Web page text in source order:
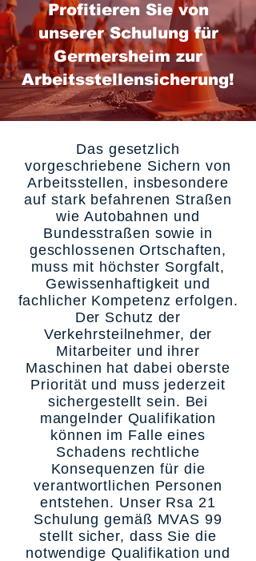
Profitieren Sie von
unserer Schulung für
Germersheim zur
Arbeitsstellensicherung!
Das gesetzlich
vorgeschriebene Sichern von
Arbeitsstellen, insbesondere
auf stark befahrenen Straßen
wie Autobahnen und
Bundesstraßen sowie in
geschlossenen Ortschaften,
muss mit höchster Sorgfalt,
Gewissenhaftigkeit und
fachlicher Kompetenz erfolgen.
Der Schutz der
Verkehrsteilnehmer, der
Mitarbeiter und ihrer
Maschinen hat dabei oberste
Priorität und muss jederzeit
sichergestellt sein. Bei
mangelnder Qualifikation
können im Falle eines
Schadens rechtliche
Konsequenzen für die
verantwortlichen Personen
entstehen. Unser Rsa 21
Schulung gemäß MVAS 99
stellt sicher, dass Sie die
notwendige Qualifikation und